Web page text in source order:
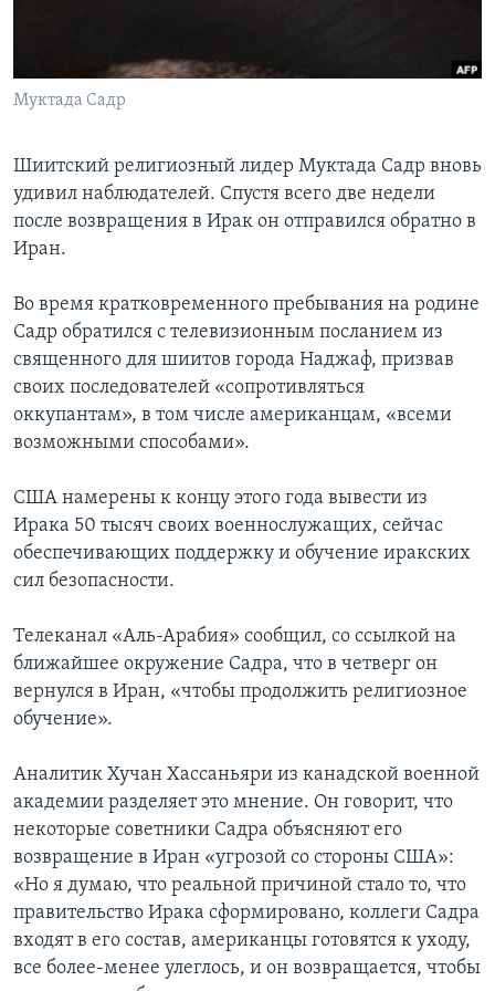
СОЦИАЛЬНЫЕ СЕТИ
Языки
Муктада Садр
Шиитский религиозный лидер Муктада Садр вновь
удивил наблюдателей. Спустя всего две недели
после возвращения в Ирак он отправился обратно в
Иран.
Во время кратковременного пребывания на родине
Садр обратился с телевизионным посланием из
священного для шиитов города Наджаф, призвав
своих последователей «сопротивляться
оккупантам», в том числе американцам, «всеми
возможными способами».
США намерены к концу этого года вывести из
Ирака 50 тысяч своих военнослужащих, сейчас
обеспечивающих поддержку и обучение иракских
сил безопасности.
Телеканал «Аль-Арабия» сообщил, со ссылкой на
ближайшее окружение Садра, что в четверг он
вернулся в Иран, «чтобы продолжить религиозное
обучение».
Аналитик Хучан Хассаньяри из канадской военной
академии разделяет это мнение. Он говорит, что
некоторые советники Садра объясняют его
возвращение в Иран «угрозой со стороны США»:
«Но я думаю, что реальной причиной стало то, что
правительство Ирака сформировано, коллеги Садра
входят в его состав, американцы готовятся к уходу,
все более-менее улеглось, и он возвращается, чтобы